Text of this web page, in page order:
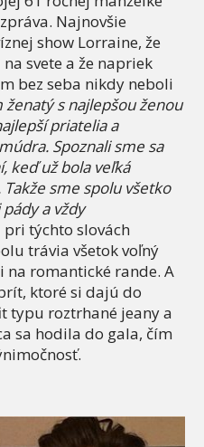
Najnovšie
show Lorraine, že
svete a že napriek
bez seba nikdy neboli
ženatý s najlepšou ženou
priatelia a
Spoznali sme sa
keď už bola veľká
sme spolu všetko
a vždy
týchto slovách
trávia všetok voľný
na romantické rande. A
ktoré si dajú do
typu roztrhané jeany a
sa hodila do gala, čím